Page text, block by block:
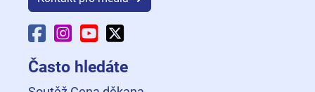
Facebook Fakulty dopravní
Instagram Fakulty dopravní
YouTube Fakulty dopravní
Často hledáte